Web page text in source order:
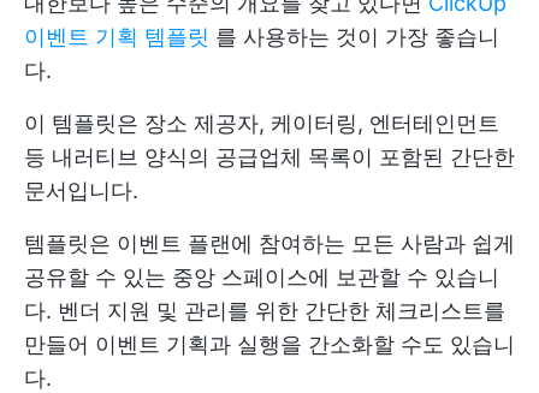
이벤트 기획 템플릿 를 사용하는 것이 가장 좋습니
다.
이 템플릿은 장소 제공자, 케이터링, 엔터테인먼트
등 내러티브 양식의 공급업체 목록이 포함된 간단한
문서입니다.
템플릿은 이벤트 플랜에 참여하는 모든 사람과 쉽게
공유할 수 있는 중앙 스페이스에 보관할 수 있습니
다. 벤더 지원 및 관리를 위한 간단한 체크리스트를
만들어 이벤트 기획과 실행을 간소화할 수도 있습니
다.